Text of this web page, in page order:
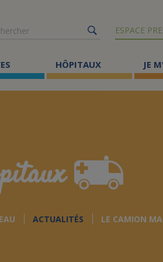
Rechercher
ESPACE
HÔPITAUX JE
ACTUALITÉS LE CAMION